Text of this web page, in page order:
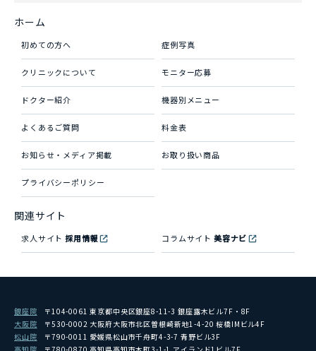
ホーム
初めての方へ 症例写真
クリニックについて モニター応募
ドクター紹介 機器別メニュー
よくあるご質問 料金表
お知らせ・メディア掲載 お取り扱い商品
プライバシーポリシー
関連サイト
求人サイト採用情報 コラムサイト 美容ナビ
銀座院
〒104-0061 東京都中央区銀座8-11-3 銀座露木ビル7F・8F
大阪院
〒530-0002 大阪府大阪市北区曽根崎新地1-4-20 桜橋IMビル4F
松山院
〒790-0011 愛媛県松山市千舟町4-3-7 青野ビル3F